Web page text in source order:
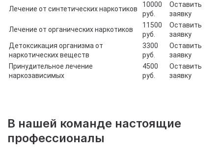
Лечение от синтетических наркотиков
10000
руб.
Оставить
заявку
Лечение от органических наркотиков
11500
руб.
Оставить
заявку
Детоксикация организма от
наркотических веществ
3300
руб.
Оставить
заявку
Принудительное лечение
наркозависимых
4500
руб.
Оставить
заявку
В нашей команде настоящие
профессионалы